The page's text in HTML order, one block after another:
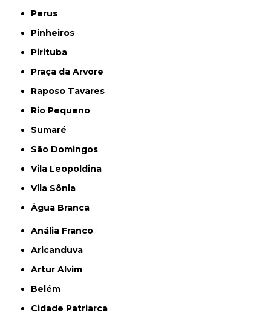
Perus
Pinheiros
Pirituba
Praça da Arvore
Raposo Tavares
Rio Pequeno
Sumaré
São Domingos
Vila Leopoldina
Vila Sônia
Água Branca
Anália Franco
Aricanduva
Artur Alvim
Belém
Cidade Patriarca